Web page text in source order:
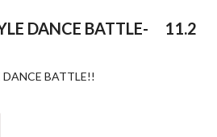
DANCE BATTLE- 11.2
BATTLE!!